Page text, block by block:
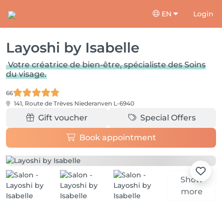
EN Login
Layoshi by Isabelle
Votre créatrice de bien-être, spécialiste des Soins
du visage.
66
141, Route de Trèves Niederanven L-6940
Gift voucher Special Offers
Book appointment
Show
more